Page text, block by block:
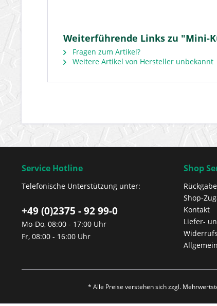
Weiterführende Links zu "Mini-
Fragen zum Artikel?
Weitere Artikel von Hersteller unbekannt
Service Hotline
Telefonische Unterstützung unter:
+49 (0)2375 - 92 99-0
Mo-Do, 08:00 - 17:00 Uhr
Fr, 08:00 - 16:00 Uhr
Shop
Shop-
Kontakt
Liefer-
* Alle Preise verstehen sich zzgl.